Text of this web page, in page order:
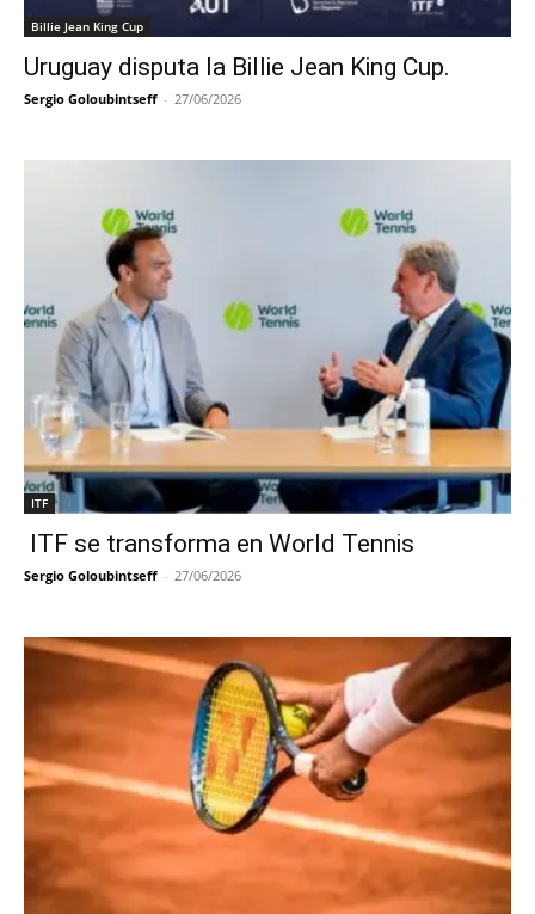
Billie Jean King Cup
Uruguay disputa la Billie Jean King Cup.
Sergio Goloubintseff - 27/06/2026
ITF
ITF se transforma en World Tennis
Sergio Goloubintseff - 27/06/2026